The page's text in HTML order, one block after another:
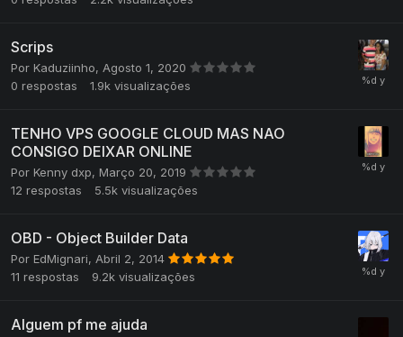
Scrips
Por Kaduziinho, Agosto 1, 2020
0 respostas 1.9k visualizações
TENHO VPS GOOGLE CLOUD MAS NAO
CONSIGO DEIXAR ONLINE
Por Kenny dxp, Março 20, 2019
12 respostas 5.5k visualizações
OBD - Object Builder Data
Por EdMignari, Abril 2, 2014
11 respostas 9.2k visualizações
Alguem pf me ajuda